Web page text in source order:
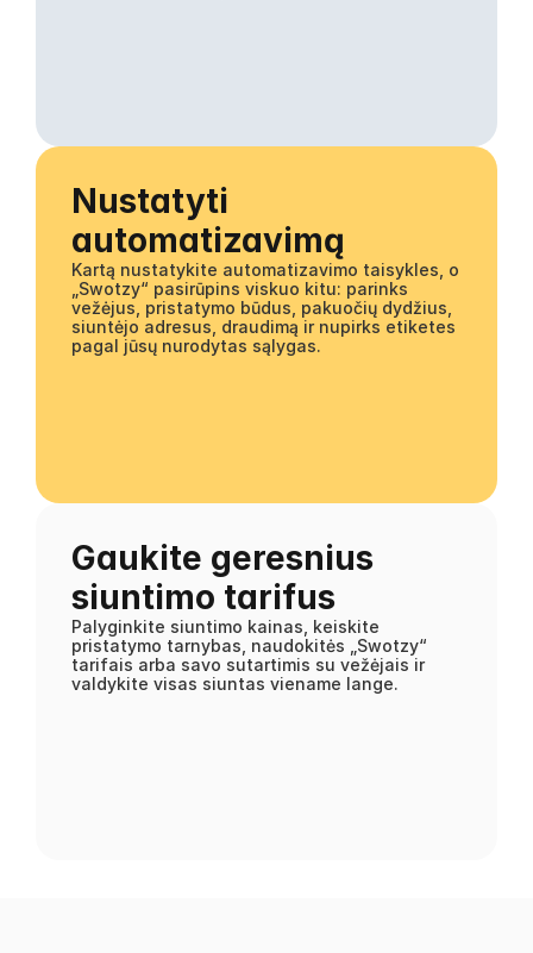
Nustatyti
automatizavimą
Kartą nustatykite automatizavimo taisykles, o
„Swotzy“ pasirūpins viskuo kitu: parinks
vežėjus, pristatymo būdus, pakuočių dydžius,
siuntėjo adresus, draudimą ir nupirks etiketes
pagal jūsų nurodytas sąlygas.
Gaukite geresnius
siuntimo tarifus
Palyginkite siuntimo kainas, keiskite
pristatymo tarnybas, naudokitės „Swotzy“
tarifais arba savo sutartimis su vežėjais ir
valdykite visas siuntas viename lange.